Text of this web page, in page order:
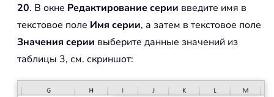
20. В окне Редактирование серии введите имя в
текстовое поле Имя серии, а затем в текстовое поле
Значения серии выберите данные значений из
таблицы 3, см. скриншот: